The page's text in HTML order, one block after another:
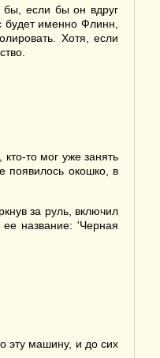
бы, если бы он вдруг
будет именно Флинн,
Хотя, если
то мог уже занять
появилось окошко, в
за руль, включил
название: 'Черная
эту машину, и до сих